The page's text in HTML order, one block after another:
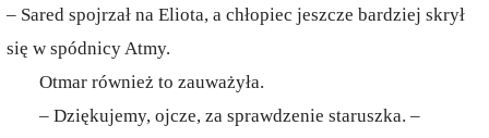
– Sared spojrzał na Eliota, a chłopiec jeszcze bardziej skrył
się w spódnicy Atmy.
Otmar również to zauważyła.
– Dziękujemy, ojcze, za sprawdzenie staruszka. –